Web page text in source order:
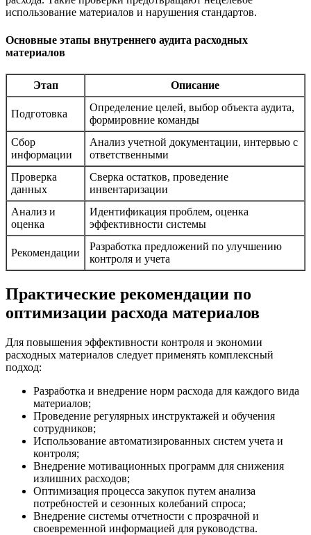
использование материалов и нарушения стандартов.
Основные этапы внутреннего аудита расходных
материалов
Этап Описание
Подготовка
Определение целей, выбор объекта аудита,
формировние команды
Сбор
информации
Анализ учетной документации, интервью с
ответственными
Проверка
данных
Сверка остатков, проведение
инвентаризации
Анализ и
оценка
Идентификация проблем, оценка
эффективности системы
Рекомендации
Разработка предложений по улучшению
контроля и учета
Практические рекомендации по
оптимизации расхода материалов
Для повышения эффективности контроля и экономии
расходных материалов следует применять комплексный
подход:
Разработка и внедрение норм расхода для каждого вида
материалов;
Проведение регулярных инструктажей и обучения
сотрудников;
Использование автоматизированных систем учета и
контроля;
Внедрение мотивационных программ для снижения
излишних расходов;
Оптимизация процесса закупок путем анализа
потребностей и сезонных колебаний спроса;
Внедрение системы отчетности с прозрачной и
своевременной информацией для руководства.